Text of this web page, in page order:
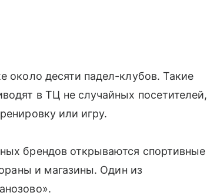
около десяти падел-клубов. Такие
в ТЦ не случайных посетителей,
или игру.
брендов открываются спортивные
и магазины. Один из